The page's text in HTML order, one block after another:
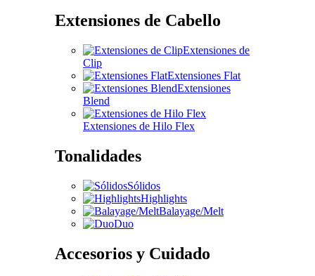
Extensiones de Cabello
Extensiones de
Clip
Extensiones Flat
Extensiones
Blend
Extensiones de Hilo Flex
Tonalidades
Sólidos
Highlights
Balayage/Melt
Duo
Accesorios y Cuidado